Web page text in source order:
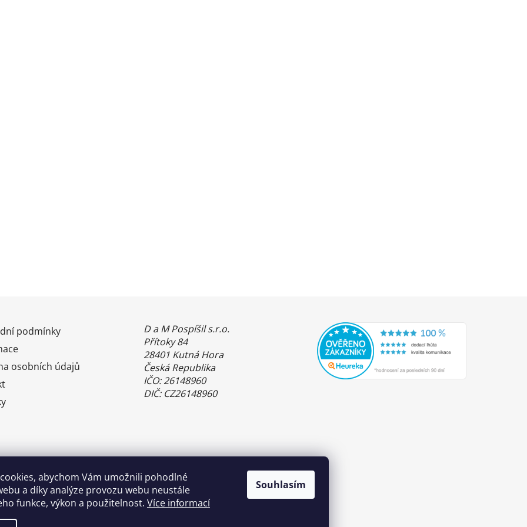
abychom Vám umožnili pohodlné
a díky analýze provozu webu neustále
funkce, výkon a použitelnost. Více informací
Souhlasím
podmínky
osobních údajů
D a M Pospíšil s.r.o.
Přítoky 84
28401 Kutná Hora
Česká Republika
IČO: 26148960
DIČ: CZ26148960
Benefity Pluxee - Sodexo